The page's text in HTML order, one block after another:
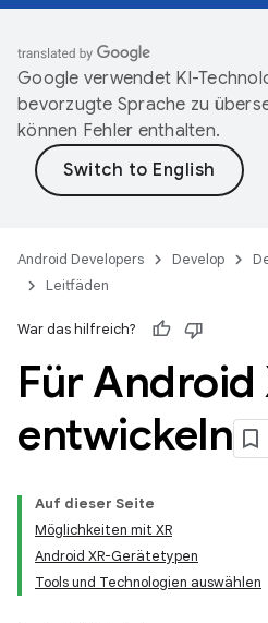
Google verwendet KI-
bevorzugte Sprache zu
können Fehler enthalten.
Android Developers Develop
Leitfäden
War das hilfreich?
Für Android
entwickeln
Auf dieser Seite
Möglichkeiten mit XR
Android XR-Gerätetypen
Tools und Technologien auswählen